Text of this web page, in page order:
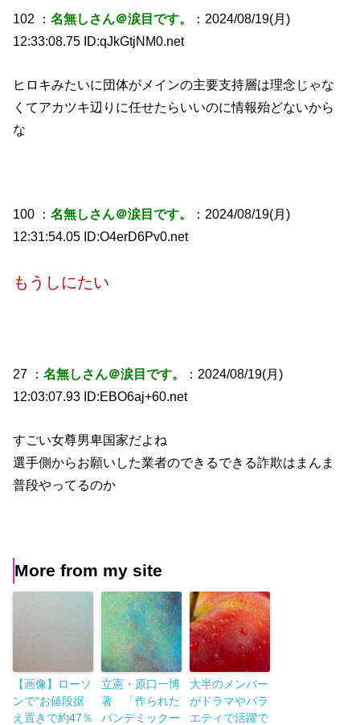
102 ：名無しさん＠涙目です。
：2024/08/19(月)
12:33:08.75 ID:qJkGtjNM0.net
ヒロキみたいに団体がメインの主要支持層は理念じゃな
くてアカツキ辺りに任せたらいいのに情報殆どないから
な
100 ：名無しさん＠涙目です。
：2024/08/19(月)
12:31:54.05 ID:O4erD6Pv0.net
もうしにたい
27 ：名無しさん＠涙目です。
：2024/08/19(月)
12:03:07.93 ID:EBO6aj+60.net
すごい女尊男卑国家だよね
選手側からお願いした業者のできるできる詐欺はまんま
普段やってるのか
More from my site
【画像】ローソ
ンで“お値段据
え置きで約47％
立憲・原口一博
著 「作られた
パンデミックー
大半のメンバー
がドラマやバラ
エティで活躍で